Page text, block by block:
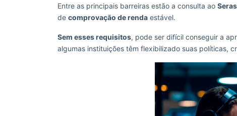
Entre as principais barreiras estão a consulta ao
de comprovação de renda estável.
Sem esses requisitos, pode ser difícil conseguir a
algumas instituições têm flexibilizado suas políticas,